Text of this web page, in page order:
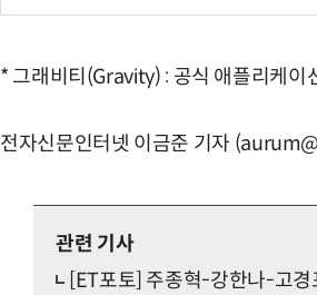
* 그래비티(Gravity) : 공식 애플리케이
전자신문인터넷 이금준 기자
관련 기사
[ET포토] 주종혁-강한나-고